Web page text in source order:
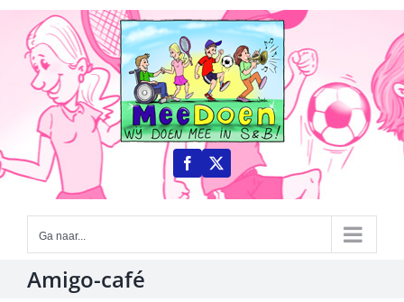
Ga
inhoud
Ga naar...
Amigo-café